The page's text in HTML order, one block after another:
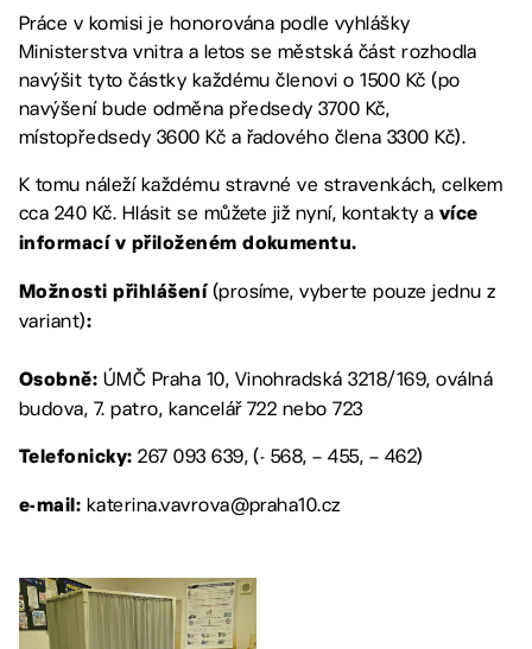
Práce v komisi je honorována podle vyhlášky
Ministerstva vnitra a letos se městská část rozhodla
navýšit tyto částky každému členovi o 1500 Kč (po
navýšení bude odměna předsedy 3700 Kč,
místopředsedy 3600 Kč a řadového člena 3300 Kč).
K tomu náleží každému stravné ve stravenkách, celkem
cca 240 Kč. Hlásit se můžete již nyní, kontakty avíce
informací v přiloženém dokumentu.
Možnosti přihlášení(prosíme, vyberte pouze jednu z
variant):
Osobně: ÚMČ Praha 10, Vinohradská 3218/169, oválná
budova, 7. patro, kancelář 722 nebo 723
Telefonicky: 267 093 639, (- 568, – 455, – 462)
e-mail: katerina.vavrova@praha10.cz